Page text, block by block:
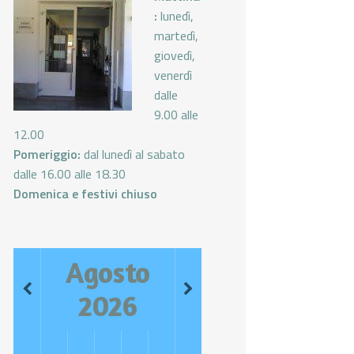
: lunedì,
martedì,
giovedì,
venerdì
dalle
9.00 alle
12.00
Pomeriggio: dal lunedì al sabato
dalle 16.00 alle 18.30
Domenica e festivi chiuso
Agosto
2026